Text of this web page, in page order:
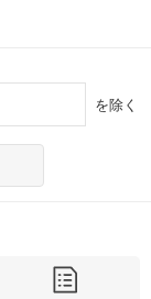
を除く